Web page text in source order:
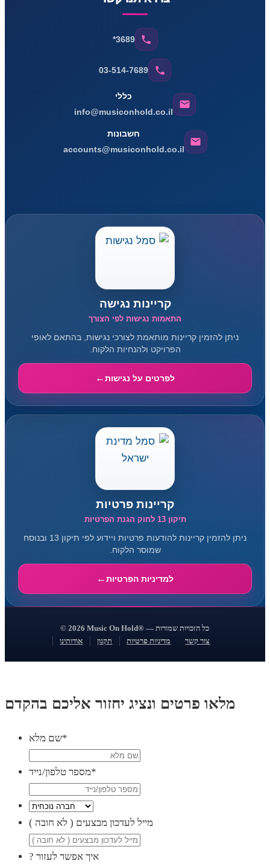
*3689
03-514-7689
כללי
info@musiconhold.co.il
חשבונות
accounts@musiconhold.co.il
קריינות נגישה
התאמות נגישות לפי הצורך
ניתן להזמין קריינות מותאמת לצורכי נגישות, בהתאם לאופי
הפרויקט ולהנחיות הלקוח.
לפרטים על נגישות
קריינות פרטיות
תיקון 13 לחוק הגנת הפרטיות
ניתן להזמין קריינות להודעות פרטיות ויידוע לפי תיקון 13 ובנוסח
שמוסר הלקוח.
למדיניות הפרטיות
© 2026 Music On Hold® — כל הזכויות שמורות
אודותינו
תקנון מדיניות פרטיות צור קשר
מלאו פרטים ונציג יחזור אליכם בהקדם
שם מלא*
מספר טלפון/נייד*
( מייל לעדכון מבצעים ( לא חובה
? איך אפשר לעזור